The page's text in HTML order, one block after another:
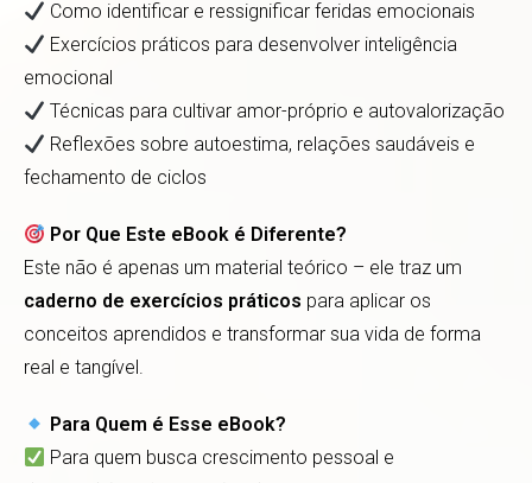
Como identificar e ressignificar feridas emocionais
Exercícios práticos para desenvolver inteligência
emocional
Técnicas para cultivar amor-próprio e autovalorização
Reflexões sobre autoestima, relações saudáveis e
fechamento de ciclos
Por Que Este eBook é Diferente?
Este não é apenas um material teórico – ele traz um
caderno de exercícios práticos para aplicar os
conceitos aprendidos e transformar sua vida de forma
real e tangível.
Para Quem é Esse eBook?
Para quem busca crescimento pessoal e